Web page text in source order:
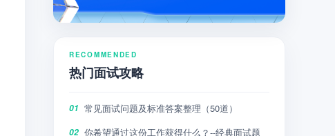
RECOMMENDED
热门面试攻略
01 常见面试问题及标准答案整理（50道）
02 你希望通过这份工作获得什么？--经典面试题